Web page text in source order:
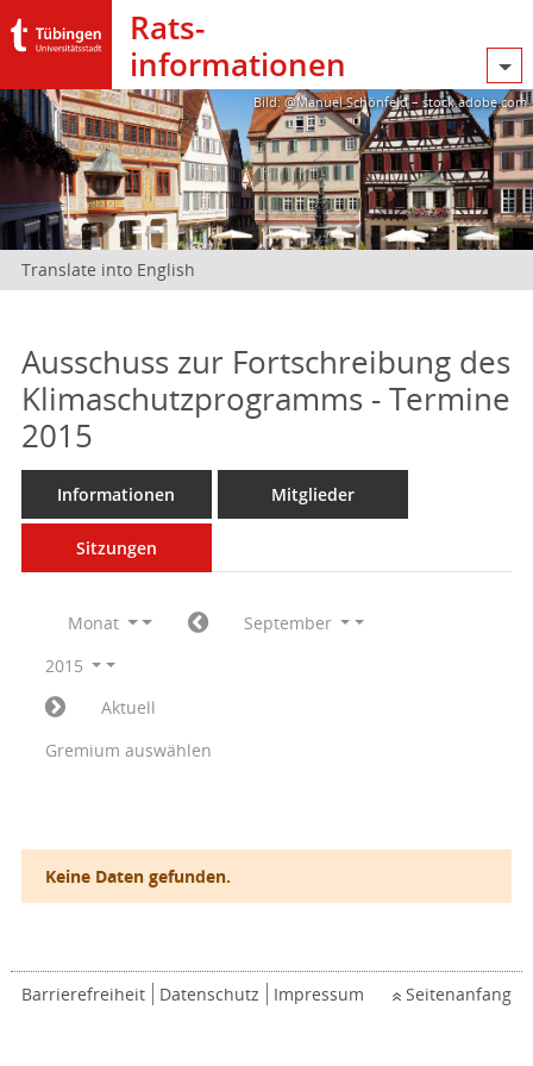
Rats­
informationen
Bild: @Manuel Schönfeld – stock.adobe.com
Translate into English
Ausschuss zur Fortschreibung des
Klimaschutzprogramms - Termine
2015
Informationen Mitglieder
Sitzungen
Monat
September
2015
Aktuell
Gremium auswählen
Keine Daten gefunden.
Barrierefreiheit Datenschutz Impressum Seitenanfang